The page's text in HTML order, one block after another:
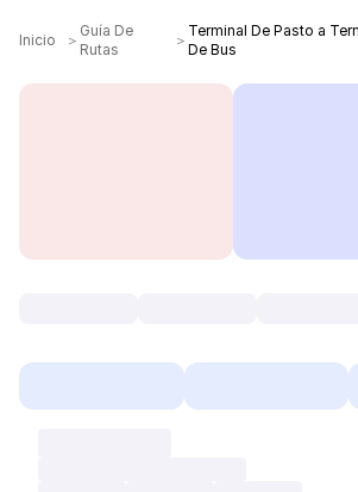
Inicio ＞
Guía De
Rutas
＞
Terminal De Pasto a
De Bus